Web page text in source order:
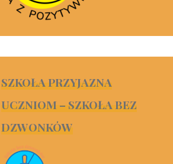
SZKOŁA PRZYJAZNA
UCZNIOM – SZKOŁA BEZ
DZWONKÓW